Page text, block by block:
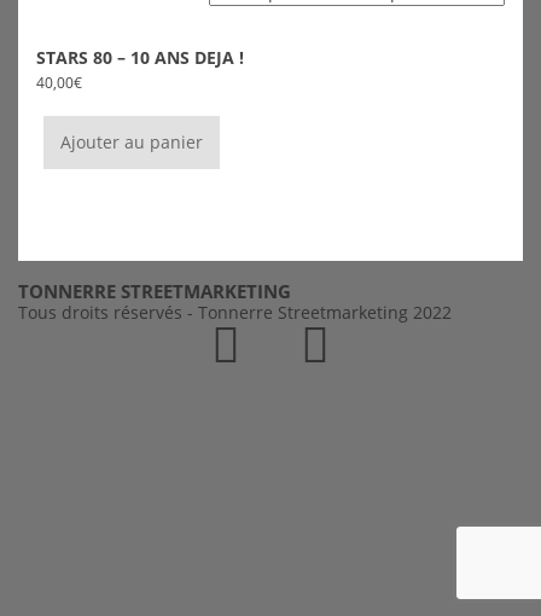
STARS 80 – 10 ANS DEJA !
40,00€
Ajouter au panier
TONNERRE STREETMARKETING
Tous droits réservés - Tonnerre Streetmarketing 2022